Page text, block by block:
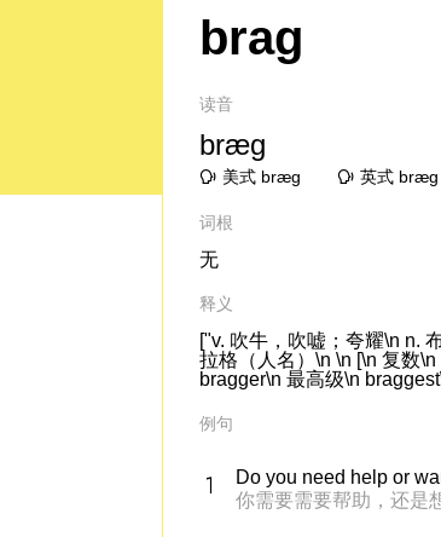
brag
读音
bræɡ
美式 bræɡ 英式 bræɡ
词根
无
释义
["v. 吹牛，吹嘘；夸耀\n n.
拉格（人名）\n \n [\n 复数
bragger\n 最高级\n
例句
Do you need help or
你需要需要帮助，还是